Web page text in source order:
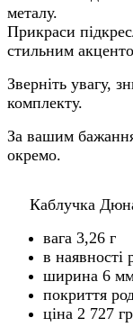
металу.
Прикраси
стильним
Зверніть увагу,
комплекту.
За вашим
окремо.
Каблучка
вага 3,26 г
в наявності
ширина 6
покриття
ціна 2 727